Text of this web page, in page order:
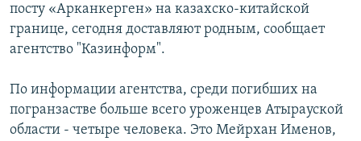
поискуЎЗБЕКЧА
ТОҶИКӢ
Все сайты РСЕ/РС
посту «Арканкерген» на казахско-китайской
границе, сегодня доставляют родным, сообщает
агентство "Казинформ".
По информации агентства, среди погибших на
погранзастве больше всего уроженцев Атырауской
области - четыре человека. Это Мейрхан Именов,